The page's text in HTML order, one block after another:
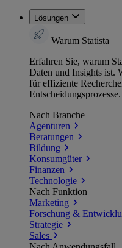
Lösungen
Warum Statista
Erfahren Sie, warum
Daten und Insights ist.
für effiziente
Entscheidungsprozesse.
Nach Branche
Agenturen
Beratungen
Bildung
Konsumgüter
Finanzen
Technologie
Nach Funktion
Marketing
Forschung &
Strategie
Sales